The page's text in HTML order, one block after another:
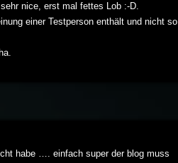
nice, erst mal fettes Lob :-D.
einer Testperson enthält und nicht so
habe …. einfach super der blog muss